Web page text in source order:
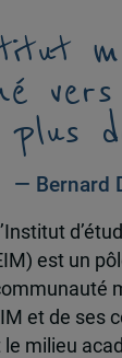
plus
— Bernard
est un
et de ses
milieu